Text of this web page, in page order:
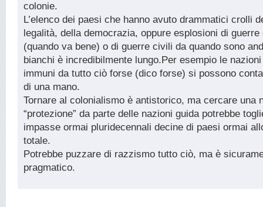
colonie.
L’elenco dei paesi che hanno avuto drammatici crolli
legalità, della democrazia, oppure esplosioni di
(quando va bene) o di guerre civili da quando sono
bianchi è incredibilmente lungo.Per esempio le
immuni da tutto ciò forse (dico forse) si possono
di una mano.
Tornare al colonialismo è antistorico, ma cercare una
“protezione” da parte delle nazioni guida potrebbe
impasse ormai pluridecennali decine di paesi ormai
totale.
Potrebbe puzzare di razzismo tutto ciò, ma è
pragmatico.